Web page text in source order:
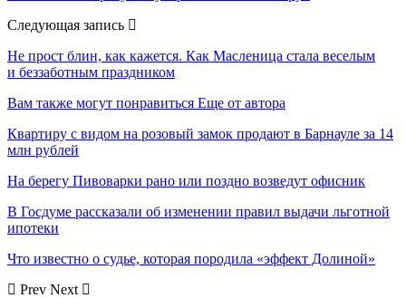
Следующая запись
Не прост блин, как кажется. Как Масленица стала веселым
и беззаботным праздником
Вам также могут понравиться Еще от автора
Квартиру с видом на розовый замок продают в Барнауле за 14
млн рублей
На берегу Пивоварки рано или поздно возведут офисник
В Госдуме рассказали об изменении правил выдачи льготной
ипотеки
Что известно о судье, которая породила «эффект Долиной»
Prev Next